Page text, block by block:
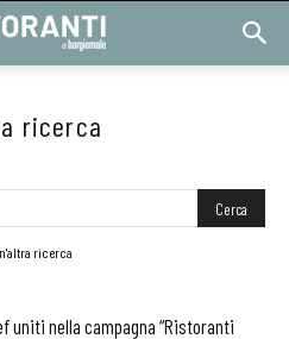
ricerca
ricerca
uniti nella campagna “Ristoranti